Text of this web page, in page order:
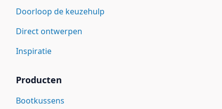
Doorloop de keuzehulp
Direct ontwerpen
Inspiratie
Producten
Bootkussens